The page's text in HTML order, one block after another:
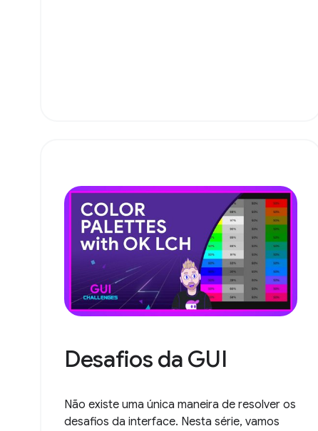
Desafios da GUI
Não existe uma única maneira de resolver os
desafios da interface. Nesta série, vamos